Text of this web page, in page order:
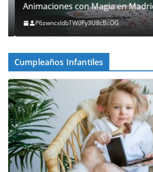
Animaciones con Magia en Madrid.
P6zwncxIdbTW0Fy3U8cBcOG
Cumpleaños Infantiles